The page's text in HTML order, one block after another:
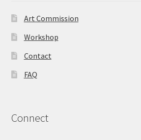
Art Commission
Workshop
Contact
FAQ
Connect